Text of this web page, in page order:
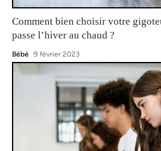
Comment bien choisir votre
passe l’hiver au chaud ?
Bébé 9 février 2023